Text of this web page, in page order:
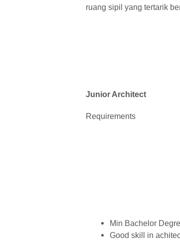
ruang sipil yang tertarik
Junior Architect
Requirements
Min Bachelor
Good skill in